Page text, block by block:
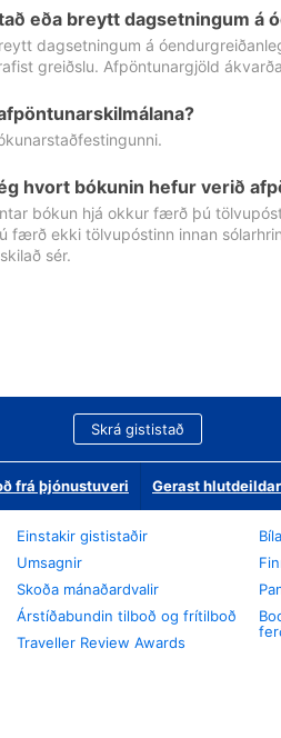
eða breytt dagsetningum á
dagsetningum á
greiðslu. Afpöntunargjöld
hvort bókunin hefur verið
bókun hjá okkur færð þú
færð ekki tölvupóstinn innan
sér.
Skrá gististað
frá þjónustuveri Gerast
Einstakir gististaðir
Umsagnir
Skoða mánaðardvalir
Árstíðabundin tilboð og frítilboð
Traveller Review Awards